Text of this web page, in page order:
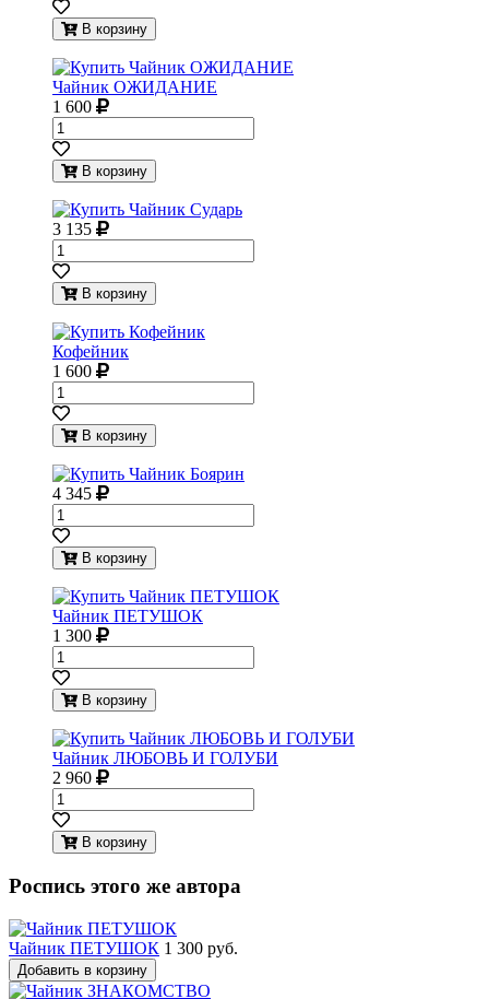
В корзину
Чайник ОЖИДАНИЕ
1 600
В корзину
3 135
В корзину
Кофейник
1 600
В корзину
4 345
В корзину
Чайник ПЕТУШОК
1 300
В корзину
Чайник ЛЮБОВЬ И ГОЛУБИ
2 960
В корзину
Роспись этого же автора
Чайник ПЕТУШОК 1 300 руб.
Добавить в корзину